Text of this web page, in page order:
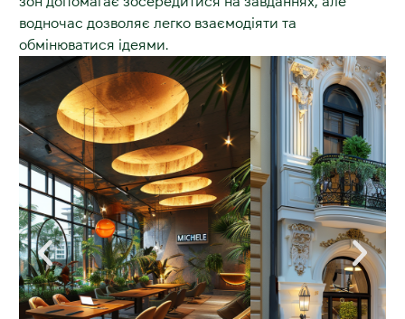
водночас дозволяє легко взаємодіяти та
обмінюватися ідеями.